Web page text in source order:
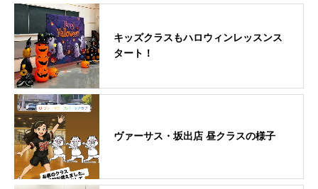
キッズクラスもハロウィンレッスンス
タート！
ヴァーサス・坂出店 昼クラスの様子